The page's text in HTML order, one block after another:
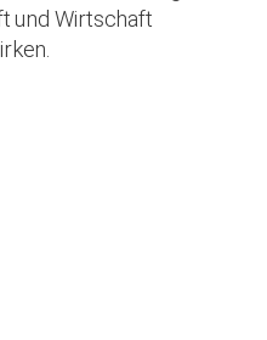
und Wirtschaft